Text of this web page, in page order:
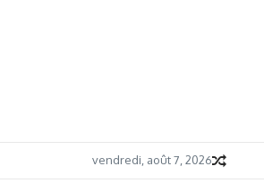
vendredi, août 7, 2026